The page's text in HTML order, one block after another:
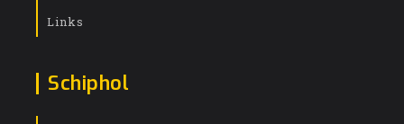
Links
Schiphol